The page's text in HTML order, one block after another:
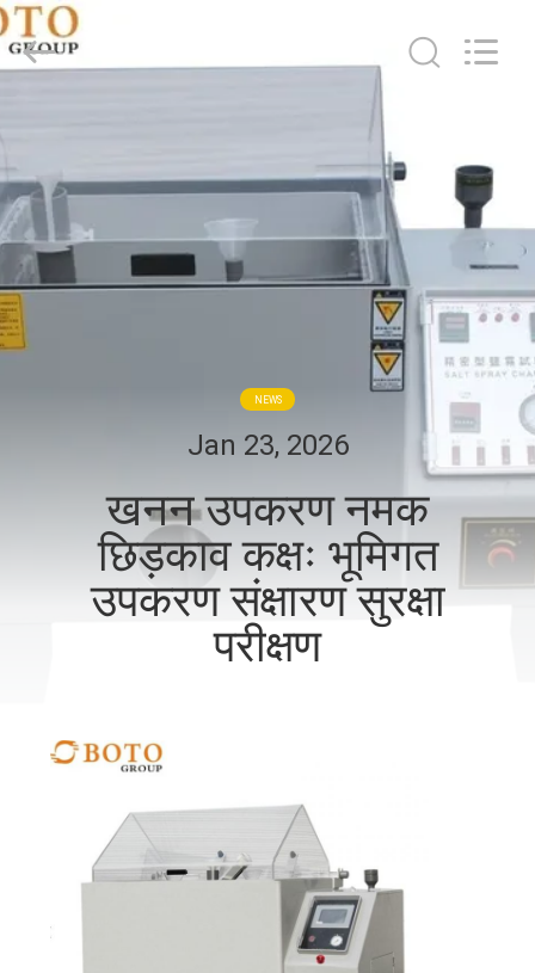
घर
उत्पादों
हमारे
बारे
में
नियंत्रण
विनती
2026
BOTO
GROUP
LTD.
All
NEWS
Jan 23, 2026
खनन उपकरण नमक
छिड़काव कक्षः भूमिगत
उपकरण संक्षारण सुरक्षा
परीक्षण